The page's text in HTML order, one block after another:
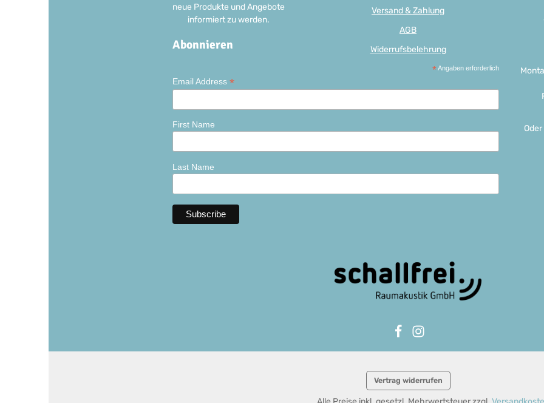
neue Produkte und Angebote
informiert zu werden.
Abonnieren
* Angaben erforderlich
Email Address *
First Name
Last Name
Versand & Zahlung
AGB
Widerrufsbelehrung
Vertrag widerrufen